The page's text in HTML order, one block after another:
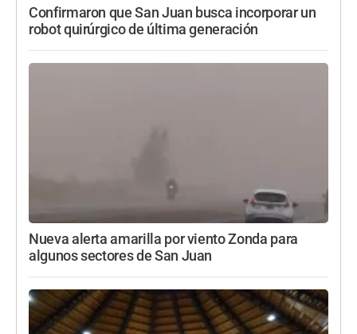
Confirmaron que San Juan busca incorporar un
robot quirúrgico de última generación
Nueva alerta amarilla por viento Zonda para
algunos sectores de San Juan